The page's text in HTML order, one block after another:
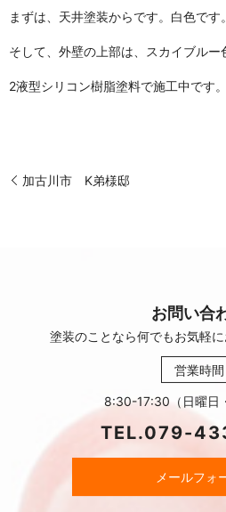
まずは、天井塗装からです。白色です。
そして、外壁の上部は、スカイブルー
2液型シリコン樹脂塗料で施工中です。
加古川市 K弟様邸
お問い合
塗装のことなら何でもお気軽に
営業時間
8:30-17:30（日曜日
TEL.079-
メールフォ